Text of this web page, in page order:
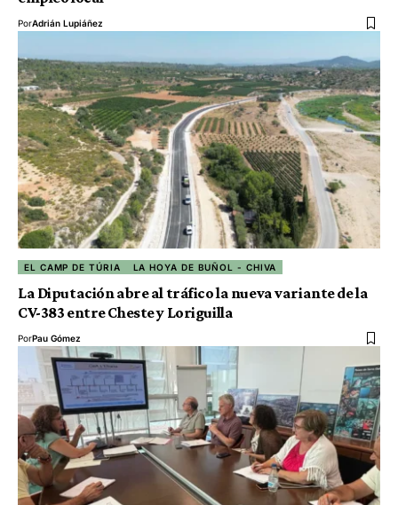
PorAdrián Lupiáñez
EL CAMP DE TÚRIA LA HOYA DE BUÑOL - CHIVA
La Diputación abre al tráfico la nueva variante de la
CV-383 entre Cheste y Loriguilla
PorPau Gómez